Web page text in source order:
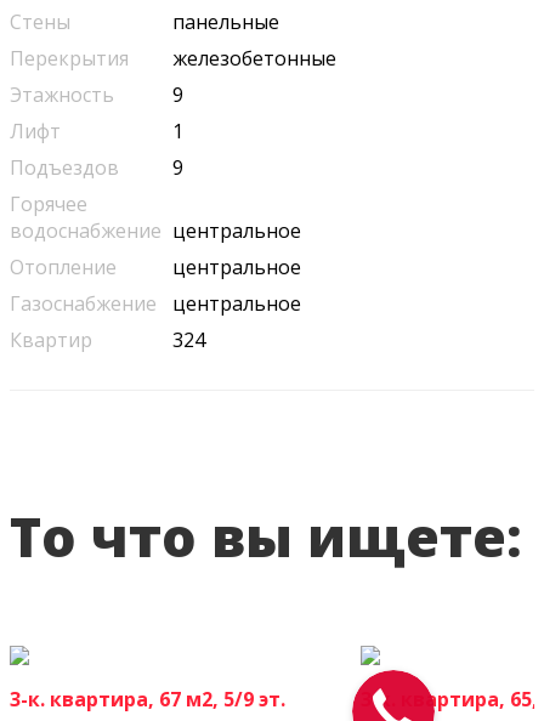
Стены
панельные
Перекрытия
железобетонные
Этажность
9
Лифт
1
Подъездов
9
Горячее
водоснабжение центральное
Отопление
центральное
Газоснабжение
центральное
Квартир
324
То что вы ищете:
3-к. квартира, 67 м2, 5/9 эт.
3-к. квартира,